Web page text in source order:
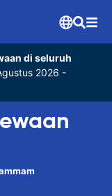
di seluruh
2026 -